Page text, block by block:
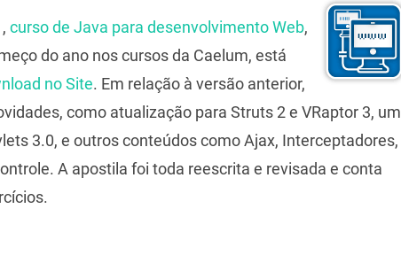
curso de Java para desenvolvimento Web,
do ano nos cursos da Caelum, está
no Site. Em relação à versão anterior,
como atualização para Struts 2 e VRaptor 3, um
3.0, e outros conteúdos como Ajax, Interceptadores,
A apostila foi toda reescrita e revisada e conta